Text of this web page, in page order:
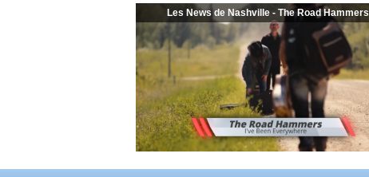
Les News de Nashville - The Road Hammers